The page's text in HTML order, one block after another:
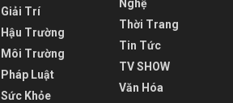
Giải Trí
Hậu Trường
Môi Trường
Pháp Luật
Sức Khỏe
Nghệ
Thời Trang
Tin Tức
TV SHOW
Văn Hóa